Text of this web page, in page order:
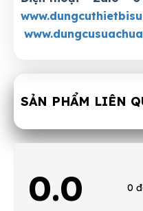
SẢN PHẨM LIÊN
0.0 0